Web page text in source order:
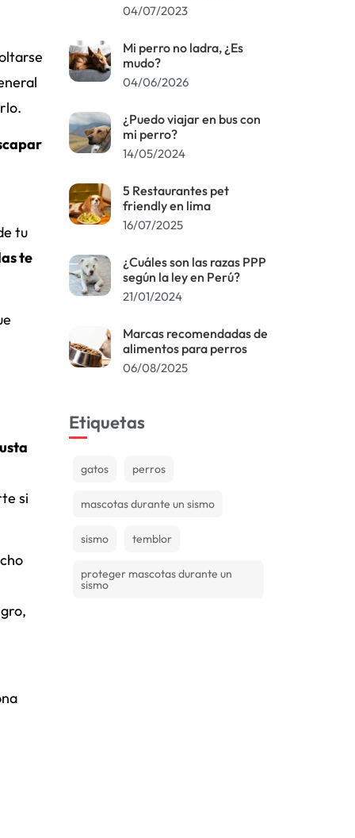
tu
te
si
04/07/2023
Mi perro no ladra, ¿Es
mudo?
04/06/2026
¿Puedo viajar en bus con
mi perro?
14/05/2024
5 Restaurantes pet
friendly en lima
16/07/2025
¿Cuáles son las razas PPP
según la ley en Perú?
21/01/2024
Marcas recomendadas de
alimentos para perros
06/08/2025
Etiquetas
gatos perros
mascotas durante un sismo
sismo temblor
proteger mascotas durante un
sismo